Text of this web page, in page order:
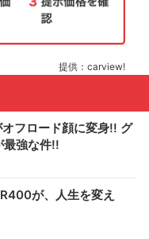
提供：carview!
フロード顔に変身!! グ
最強な件!!
が、人生を変え